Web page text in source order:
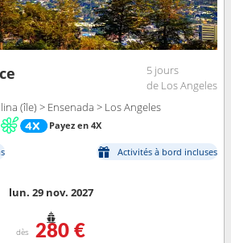
5 jours
de Los Angeles
(île) > Ensenada > Los Angeles
Payez en 4X
Activités à bord incluses
lun. 29 nov. 2027
dès 280 €